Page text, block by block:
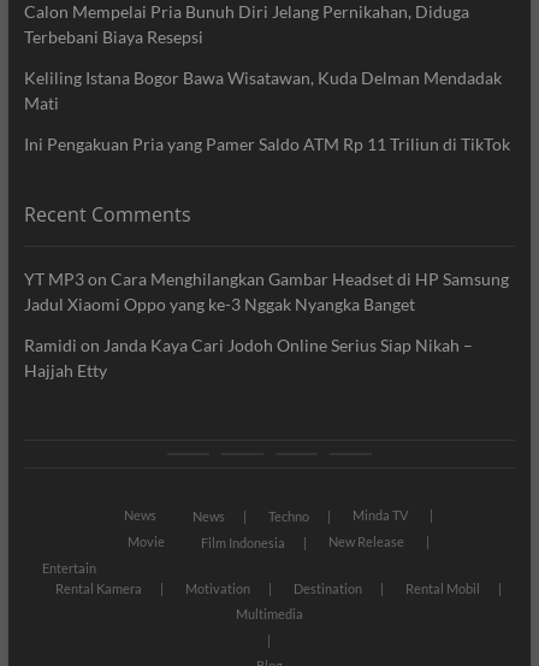
Calon Mempelai Pria Bunuh Diri Jelang Pernikahan, Diduga
Terbebani Biaya Resepsi
Keliling Istana Bogor Bawa Wisatawan, Kuda Delman Mendadak
Mati
Ini Pengakuan Pria yang Pamer Saldo ATM Rp 11 Triliun di TikTok
Recent Comments
YT MP3on Cara Menghilangkan Gambar Headset di HP Samsung
Jadul Xiaomi Oppo yang ke-3 Nggak Nyangka Banget
Ramidi on Janda Kaya Cari Jodoh Online Serius Siap Nikah –
Hajjah Etty
News News Techno
Minda TV
Movie
Film Indonesia
New Release
Entertain
Rental Kamera
Motivation Destination
Rental Mobil
Multimedia